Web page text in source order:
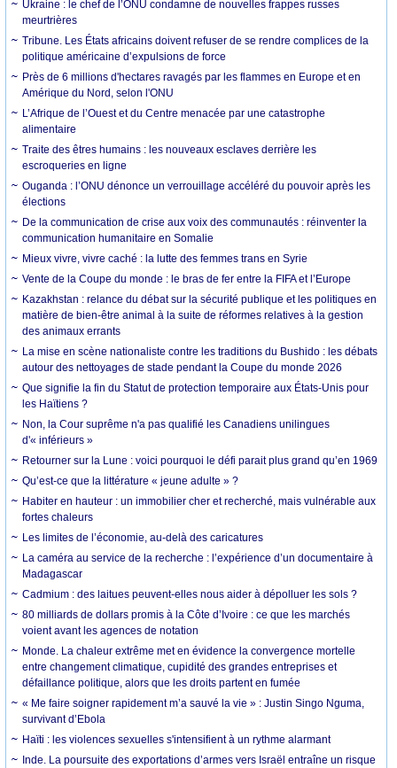
Ukraine : le chef de l’ONU condamne de nouvelles frappes russes
meurtrières
Tribune. Les États africains doivent refuser de se rendre complices de la
politique américaine d’expulsions de force
Près de 6 millions d'hectares ravagés par les flammes en Europe et en
Amérique du Nord, selon l'ONU
L’Afrique de l’Ouest et du Centre menacée par une catastrophe
alimentaire
Traite des êtres humains : les nouveaux esclaves derrière les
escroqueries en ligne
Ouganda : l’ONU dénonce un verrouillage accéléré du pouvoir après les
élections
De la communication de crise aux voix des communautés : réinventer la
communication humanitaire en Somalie
Mieux vivre, vivre caché : la lutte des femmes trans en Syrie
Vente de la Coupe du monde : le bras de fer entre la FIFA et l’Europe
Kazakhstan : relance du débat sur la sécurité publique et les politiques en
matière de bien-être animal à la suite de réformes relatives à la gestion
des animaux errants
La mise en scène nationaliste contre les traditions du Bushido : les débats
autour des nettoyages de stade pendant la Coupe du monde 2026
Que signifie la fin du Statut de protection temporaire aux États-Unis pour
les Haïtiens ?
Non, la Cour suprême n'a pas qualifié les Canadiens unilingues
d'« inférieurs »
Retourner sur la Lune : voici pourquoi le défi parait plus grand qu’en 1969
Qu’est-ce que la littérature « jeune adulte » ?
Habiter en hauteur : un immobilier cher et recherché, mais vulnérable aux
fortes chaleurs
Les limites de l’économie, au-delà des caricatures
La caméra au service de la recherche : l’expérience d’un documentaire à
Madagascar
Cadmium : des laitues peuvent-elles nous aider à dépolluer les sols ?
80 milliards de dollars promis à la Côte d’Ivoire : ce que les marchés
voient avant les agences de notation
Monde. La chaleur extrême met en évidence la convergence mortelle
entre changement climatique, cupidité des grandes entreprises et
défaillance politique, alors que les droits partent en fumée
« Me faire soigner rapidement m’a sauvé la vie » : Justin Singo Nguma,
survivant d’Ebola
Haïti : les violences sexuelles s'intensifient à un rythme alarmant
Inde. La poursuite des exportations d’armes vers Israël entraîne un risque